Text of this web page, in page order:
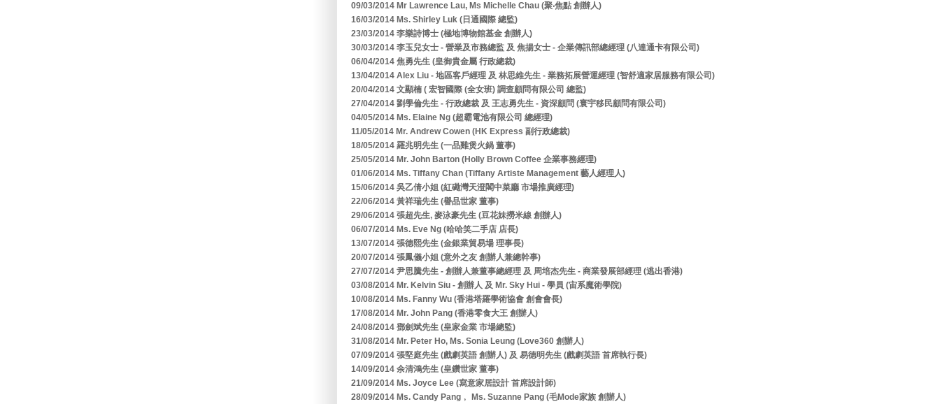
09/03/2014 Mr Lawrence Lau, Ms Michelle Chau (聚‧焦點 創辦人)
16/03/2014 Ms. Shirley Luk (日通國際 總監)
23/03/2014 李樂詩博士 (極地博物館基金 創辦人)
30/03/2014 李玉兒女士 - 營業及市務總監 及 焦揚女士 - 企業傳訊部總經理 (八達通卡有限公司)
06/04/2014 焦勇先生 (皇御貴金屬 行政總裁)
13/04/2014 Alex Liu - 地區客戶經理 及 林思維先生 - 業務拓展營運經理 (智舒適家居服務有限公司)
20/04/2014 文顯楠 ( 宏智國際 (全女班) 調查顧問有限公司 總監)
27/04/2014 劉學倫先生 - 行政總裁 及 王志勇先生 - 資深顧問 (寰宇移民顧問有限公司)
04/05/2014 Ms. Elaine Ng (超霸電池有限公司 總經理)
11/05/2014 Mr. Andrew Cowen (HK Express 副行政總裁)
18/05/2014 羅兆明先生 (一品雞煲火鍋 董事)
25/05/2014 Mr. John Barton (Holly Brown Coffee 企業事務經理)
01/06/2014 Ms. Tiffany Chan (Tiffany Artiste Management 藝人經理人)
15/06/2014 吳乙倩小姐 (紅磡灣天澄閣中菜廳 市場推廣經理)
22/06/2014 黃祥瑞先生 (譽品世家 董事)
29/06/2014 張超先生, 麥泳豪先生 (豆花妹撈米線 創辦人)
06/07/2014 Ms. Eve Ng (哈哈笑二手店 店長)
13/07/2014 張德熙先生 (金銀業貿易場 理事長)
20/07/2014 張鳳儀小姐 (意外之友 創辦人兼總幹事)
27/07/2014 尹思騰先生 - 創辦人兼董事總經理 及 周培杰先生 - 商業發展部經理 (逃出香港)
03/08/2014 Mr. Kelvin Siu - 創辦人 及 Mr. Sky Hui - 學員 (宙系魔術學院)
10/08/2014 Ms. Fanny Wu (香港塔羅學術協會 創會會長)
17/08/2014 Mr. John Pang (香港零食大王 創辦人)
24/08/2014 鄧劍斌先生 (皇家金業 市場總監)
31/08/2014 Mr. Peter Ho, Ms. Sonia Leung (Love360 創辦人)
07/09/2014 張堅庭先生 (戲劇英語 創辦人) 及 易德明先生 (戲劇英語 首席執行長)
14/09/2014 余清鴻先生 (皇鑽世家 董事)
21/09/2014 Ms. Joyce Lee (寫意家居設計 首席設計師)
28/09/2014 Ms. Candy Pang﹐ Ms. Suzanne Pang (毛Mode家族 創辦人)